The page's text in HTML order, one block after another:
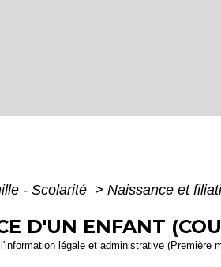
- Scolarité > Naissance et
D'UN ENFANT
légale et administrative (Première